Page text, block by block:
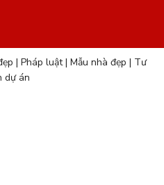
|Pháp luật|Mẫu nhà đẹp | Tư
dự án